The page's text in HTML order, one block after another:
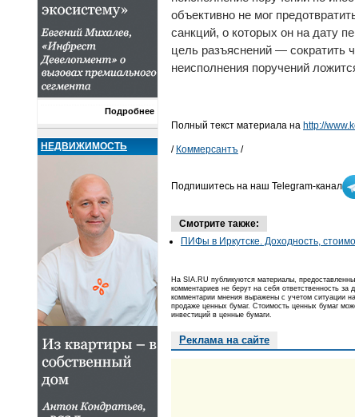
Подробнее
НЕДВИЖИМОСТЬ
объективно не мог
санкций, о которых он на дату
цель разъяснений — сократить
неисполнения поручений
Полный текст материала на http://
/ Коммерсантъ /
Подпишитесь на наш Telegram-канал
Смотрите также:
ПИФы в Иркутске. Доходность,
На SIA.RU публикуются материалы,
комментариев не берут на себя ответственность
комментарии мнения выражены с учетом ситуации
продаже ценных бумаг. Стоимость ценных бумаг
инвестиций в ценные бумаги.
Реклама на сайте